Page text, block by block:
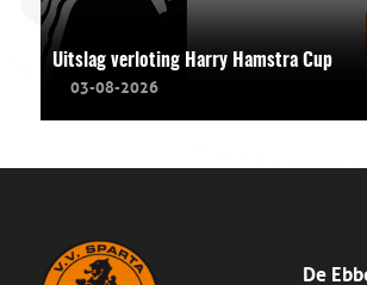
Uitslag verloting Harry Hamstra Cup
03-08-2026
De